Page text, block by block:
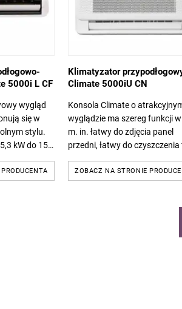
5000i L CF
wygląd
się w
stylu.
kW do 15,8
Klimatyzator
Climate 5000iU CN
Konsola Climate o
wyglądzie ma szereg funkcji
m. in. łatwy do zdjęcia panel
przedni, łatwy do
zadowolić klientów i
ZOBACZ NA STRONIE